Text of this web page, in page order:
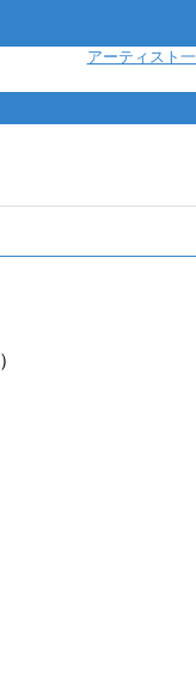
アーティスト
）